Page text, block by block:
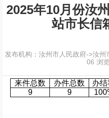
2025年10月份汝
站市长信
发布机构：汝州市人民政府->汝州
06 浏
来件总数 办件总数 办
9
9